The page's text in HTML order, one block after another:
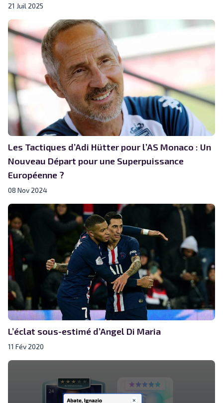
21 Juil 2025
Les Tactiques d’Adi Hütter pour l’AS Monaco : Un
Nouveau Départ pour une Superpuissance
Européenne ?
08 Nov 2024
L’éclat sous-estimé d’Angel Di Maria
11 Fév 2020